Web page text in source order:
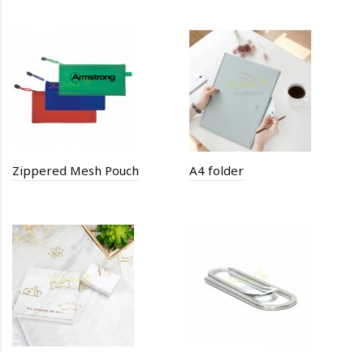
Zippered Mesh Pouch A4 folder